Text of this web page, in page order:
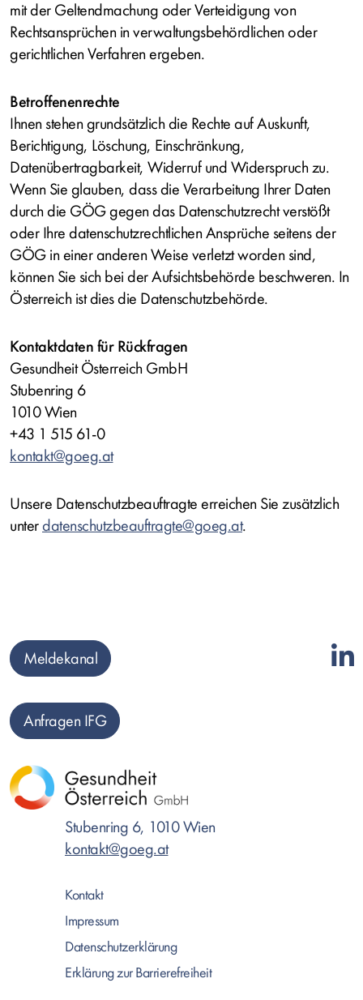
mit der Geltendmachung oder Verteidigung von
Rechtsansprüchen in verwaltungsbehördlichen oder
gerichtlichen Verfahren ergeben.
Betroffenenrechte
Ihnen stehen grundsätzlich die Rechte auf Auskunft,
Berichtigung, Löschung, Einschränkung,
Datenübertragbarkeit, Widerruf und Widerspruch zu.
Wenn Sie glauben, dass die Verarbeitung Ihrer Daten
durch die GÖG gegen das Datenschutzrecht verstößt
oder Ihre datenschutzrechtlichen Ansprüche seitens der
GÖG in einer anderen Weise verletzt worden sind,
können Sie sich bei der Aufsichtsbehörde beschweren. In
Österreich ist dies die Datenschutzbehörde.
Kontaktdaten für Rückfragen
Gesundheit Österreich GmbH
Stubenring 6
1010 Wien
+43 1 515 61-0
kontakt@goeg.at
Unsere Datenschutzbeauftragte erreichen Sie zusätzlich
unterdatenschutzbeauftragte@goeg.at.
Stubenring 6, 1010 Wien
kontakt@goeg.at
Kontakt
Impressum
Datenschutzerklärung
Erklärung zur Barrierefreiheit
Meldekanal
Anfragen IFG